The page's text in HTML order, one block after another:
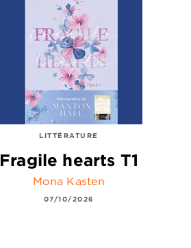
LITTÉRATURE
Fragile hearts T1
Mona Kasten
07/10/2026